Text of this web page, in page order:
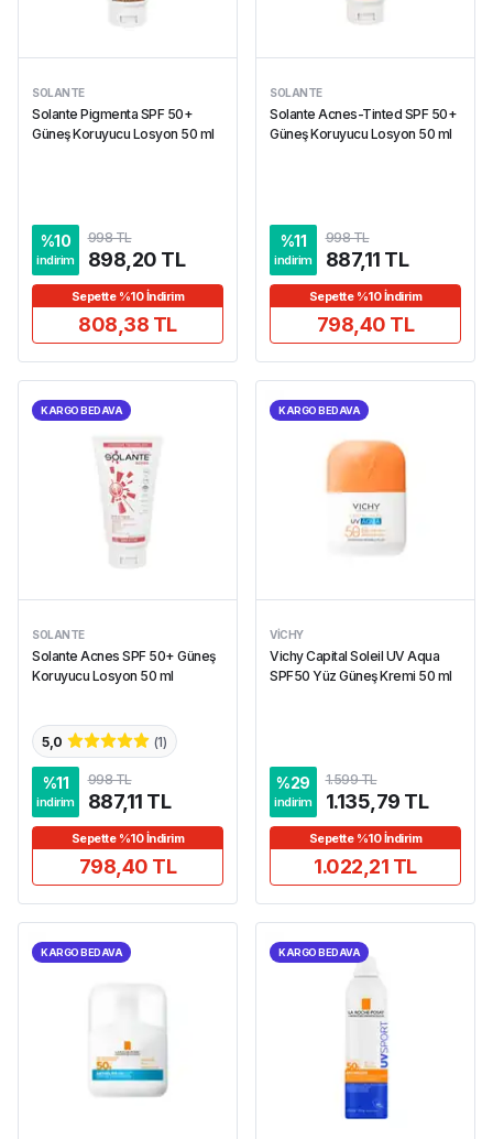
SOLANTE
Solante Pigmenta SPF 50+
Güneş Koruyucu Losyon 50 ml
%10
indirim
998 TL
898,20 TL
Sepette %10 İndirim
808,38 TL
SOLANTE
Solante Acnes-Tinted SPF 50+
Güneş Koruyucu Losyon 50 ml
%11
indirim
998 TL
887,11 TL
Sepette %10 İndirim
798,40 TL
KARGO BEDAVA
SOLANTE
Solante Acnes SPF 50+ Güneş
Koruyucu Losyon 50 ml
5,0 (1)
%11
indirim
998 TL
887,11 TL
Sepette %10 İndirim
798,40 TL
KARGO BEDAVA
VICHY
Vichy Capital Soleil UV Aqua
SPF50 Yüz Güneş Kremi 50 ml
%29
indirim
1.599 TL
1.135,79 TL
Sepette %10 İndirim
1.022,21 TL
KARGO BEDAVA KARGO BEDAVA